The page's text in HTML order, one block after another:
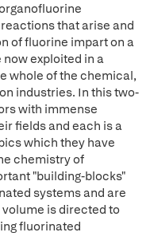
that arise and
of fluorine impart on a
exploited in a
whole of the chemical,
industries. In this two-
with immense
fields and each is a
which they have
chemistry of
"building-blocks"
systems and are
is directed to
fluorinated